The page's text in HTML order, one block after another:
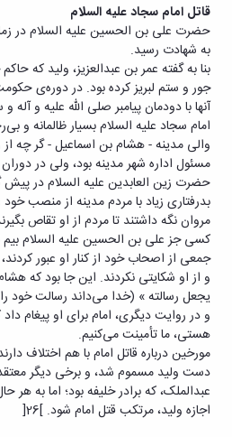
قاتل امام سجاد علیه السلام
حضرت علی بن الحسین علیه السلام در
به شهادت رسید.
بنا به گفته عمر بن عبدالعزیز، ولید که
جور و ستم لبریز کرده بود. در دوره‌ی حکومت
آنها با دودمان پیامبر صلی الله علیه و
امام سجاد علیه السلام بسیار ظالمانه و
والی مدینه - هشام بن اسماعیل - گر چه
مسئول اداره شهر مدینه بود، ولی در دوران
حضرت زین العابدین علیه السلام در
بدرفتاری زیاد با مردم مدینه از منصب
مروان نگه داشتند تا مردم از او تقاص
کسی جز علی بن الحسین علیه السلام بیم
جمعی از اصحاب خود از کنار او عبور
و از او شکایتی نکردند. این جا بود که
یجعل رسالته » (خدا می‌داند رسالت خود
و در روایت دیگری، امام برای او پیغام داد
هستی، ما تأمینت می‌کنیم.
مورخین درباره قاتل امام با هم اختلاف
دست ولید مسموم شد، و برخی دیگر
عبدالملک، که برادر خلیفه بود؛ اما به هر
اجازه ولید، مرتکب قتل امام شود. ]26[